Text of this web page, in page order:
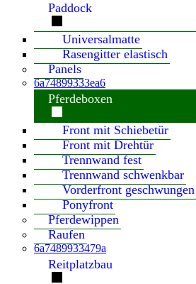
Paddock
Universalmatte
Rasengitter elastisch
Panels
6a74899333ea6
Pferdeboxen
Front mit Schiebetür
Front mit Drehtür
Trennwand fest
Trennwand schwenkbar
Vorderfront geschwungen
Ponyfront
Pferdewippen
Raufen
6a7489933479a
Reitplatzbau